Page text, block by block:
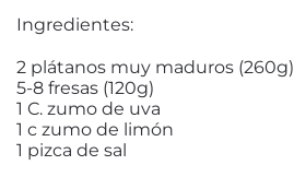
Ingredientes:
2 plátanos muy maduros (260g)
5-8 fresas (120g)
1 C. zumo de uva
1 c zumo de limón
1 pizca de sal